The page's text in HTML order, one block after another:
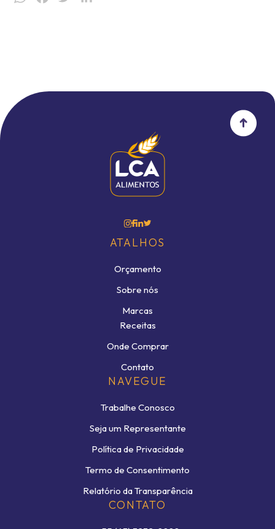
ATALHOS
Orçamento
Sobre nós
Marcas
Receitas
Onde Comprar
Contato
NAVEGUE
Trabalhe Conosco
Seja um Representante
Política de Privacidade
Termo de Consentimento
Relatório da Transparência
CONTATO